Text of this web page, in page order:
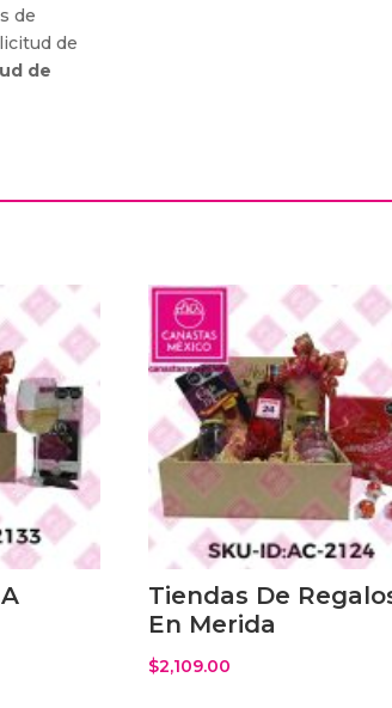
de
de
de
Tiendas De
En Merida
$2,109.00